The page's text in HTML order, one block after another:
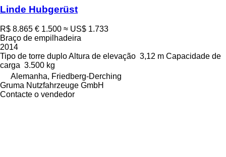
Linde Hubgerüst
R$ 8.865 € 1.500 ≈ US$ 1.733
Braço de empilhadeira
2014
Tipo de torre duploAltura de elevação 3,12 m Capacidade de
carga 3.500 kg
Alemanha, Friedberg-Derching
Gruma Nutzfahrzeuge GmbH
Contacte o vendedor